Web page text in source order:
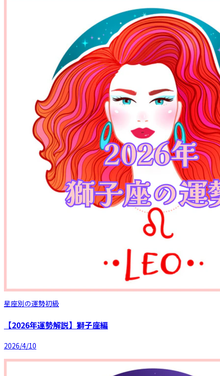
星座別の運勢初級
【2026年運勢解説】獅子座編
2026/4/10